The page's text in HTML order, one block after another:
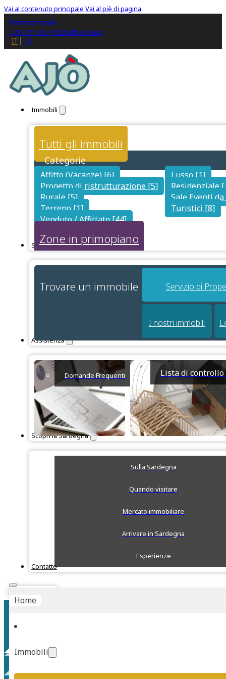
Vai al contenuto principale Vai al piè di pagina
Internazionale
+39 351 667 9520WhatsApp
IT
EN
Immobili
Tutti gli immobili
Categorie
Affitto (Vacanze) [6]
Lusso [1]
Progetto di ristrutturazione [5]
Residenziale
Rurale [5]
Sale Eventi
Terreno [1]
Turistici [8]
Venduto / Affittato [44]
Zone in primopiano
Servizi
Trovare un immobile Servizio di
I nostri immobili
Assistenza
Domande Frequenti Lista di
Scopri la Sardegna
Sulla Sardegna
Quando visitare
Mercato immobiliare
Arrivare in Sardegna
Esperienze
Contatto
Home
Immobili